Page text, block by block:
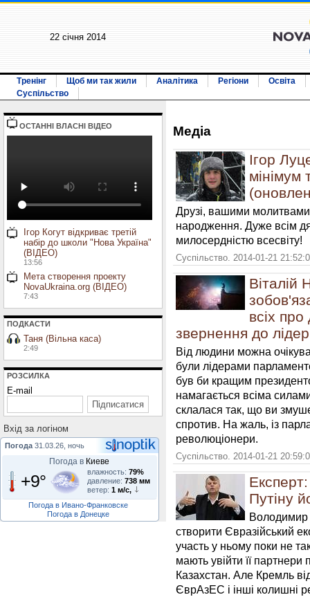
22 січня 2014
Тренінг Щоб ми так жили Аналітика Регіони
Освіта
Суспільство
ОСТАННI ВЛАСНI ВIДЕО
Ігор Когут відкриває третій
набір до школи "Нова Україна"
(ВІДЕО)
13:56
Мета створення проекту
NovaUkraina.org (ВІДЕО)
7:43
ПОДКАСТИ
Таня (Вільна каса)
2:49
РОЗСИЛКА
E-mail
Вхiд за логiном
Погода 31.03.26, ночь
Погода в Киеве
+9° влажность: 79%
давление: 738 мм
ветер: 1 м/с,
Погода в Ивано-Франковске
Погода в Донецке
Медiа
Ігор
мінімум
Друзі, вашими молитвами
народження. Дуже всім
милосердністю всесвіту!
Суспільство. 2014-01-21
всіх про
звернення до
Від людини можна
були лідерами
був би кращим
намагається всіма
склалася так, що ви
спротив. На жаль, із
революціонери.
Суспільство. 2014-01-21
Путіну
Володимир
створити Євразійський
участь у ньому поки не
мають увійти її
Казахстан. Але Кремль
ЄврАзЕС і інші колишні